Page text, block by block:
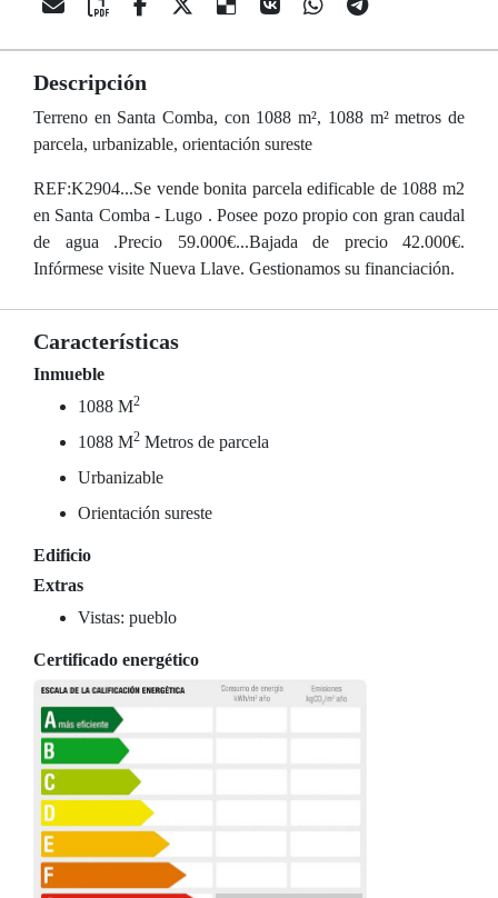
Descripción
Terreno en Santa Comba, con 1088 m², 1088 m² metros de
parcela, urbanizable, orientación sureste
REF:K2904...Se vende bonita parcela edificable de 1088 m2
en Santa Comba - Lugo . Posee pozo propio con gran caudal
de agua .Precio 59.000€...Bajada de precio 42.000€.
Infórmese visite Nueva Llave. Gestionamos su financiación.
Características
Inmueble
1088 M2
1088 M2 Metros de parcela
Urbanizable
Orientación sureste
Edificio
Extras
Vistas: pueblo
Certificado energético